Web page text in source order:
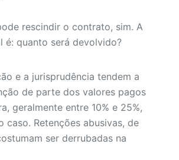
rescindir o contrato, sim. A
é: quanto será devolvido?
e a jurisprudência tendem a
de parte dos valores pagos
geralmente entre 10% e 25%,
caso. Retenções abusivas, de
ser derrubadas na